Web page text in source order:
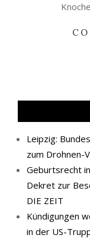
Leipzig:
zum Drohnen-
Geburtsrecht
Dekret zur
DIE ZEIT
Kündigungen
in der US-